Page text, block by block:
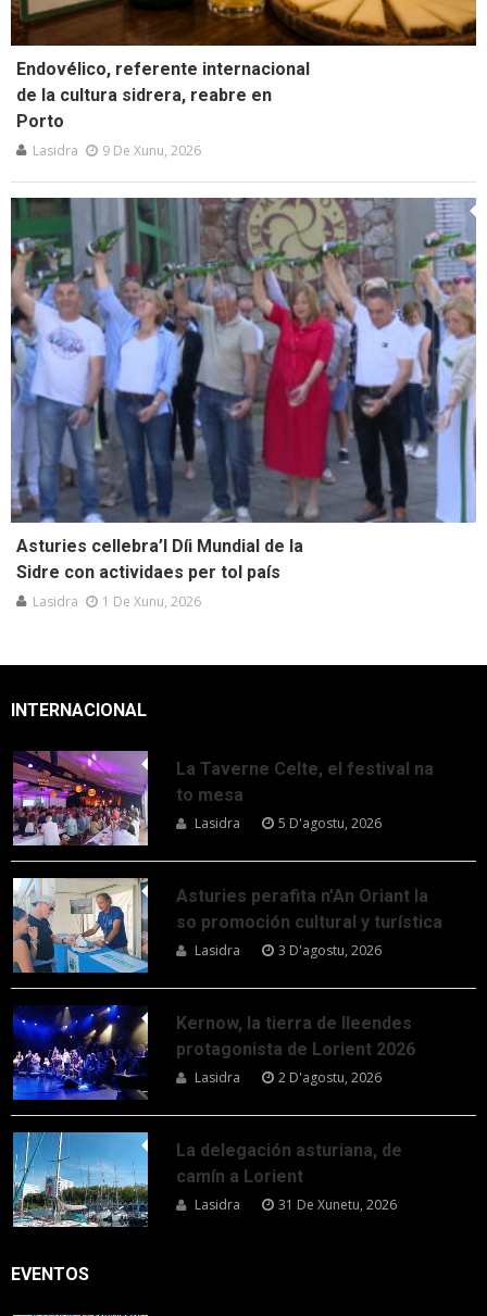
Endovélico, referente internacional
de la cultura sidrera, reabre en
Porto
Lasidra 9 De Xunu, 2026
Asturies cellebra’l Díi Mundial de la
Sidre con actividaes per tol país
Lasidra 1 De Xunu, 2026
INTERNACIONAL
La Taverne Celte, el festival na
to mesa
Lasidra 5 D'agostu, 2026
Asturies perafita n’An Oriant la
so promoción cultural y turística
Lasidra 3 D'agostu, 2026
Kernow, la tierra de lleendes
protagonista de Lorient 2026
Lasidra 2 D'agostu, 2026
La delegación asturiana, de
camín a Lorient
Lasidra 31 De Xunetu, 2026
EVENTOS